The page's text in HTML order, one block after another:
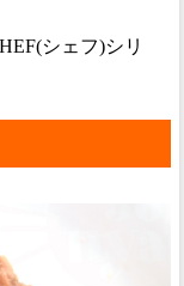
シェフ)シリ